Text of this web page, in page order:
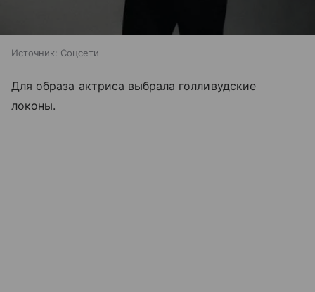
Источник: Соцсети
Для образа актриса выбрала голливудские
локоны.